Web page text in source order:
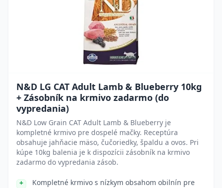
N&D LG CAT Adult Lamb & Blueberry 10kg
+ Zásobník na krmivo zadarmo (do
vypredania)
N&D Low Grain CAT Adult Lamb & Blueberry je
kompletné krmivo pre dospelé mačky. Receptúra
obsahuje jahňacie mäso, čučoriedky, špaldu a ovos. Pri
kúpe 10kg balenia je k dispozícii zásobník na krmivo
zadarmo do vypredania zásob.
Kompletné krmivo s nízkym obsahom obilnín pre